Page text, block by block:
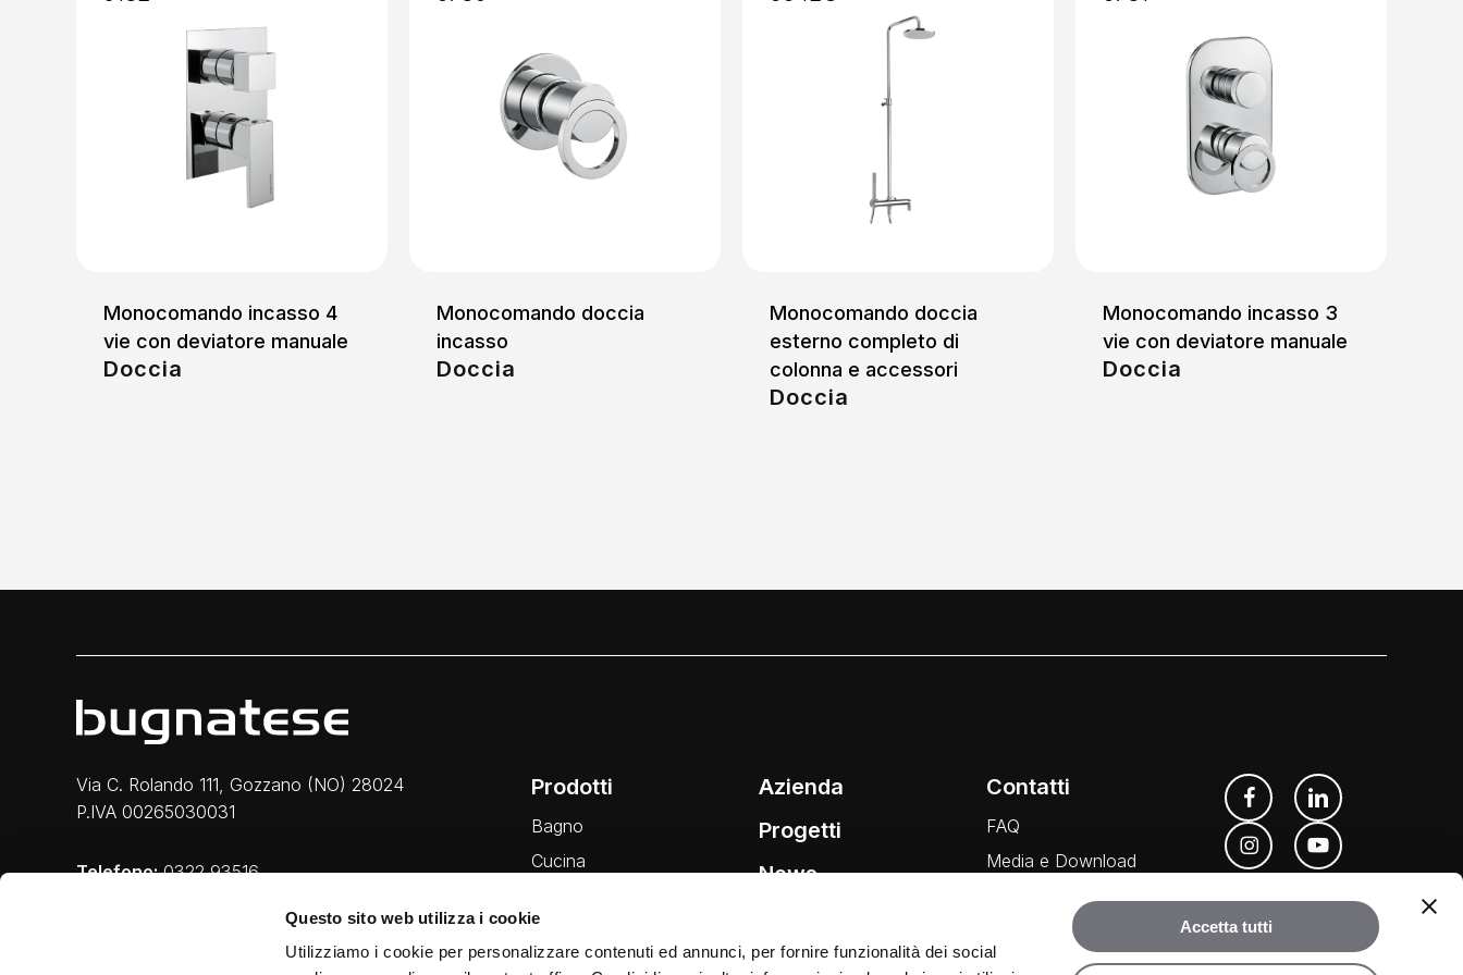
Questo sito web utilizza i cookie
Utilizziamo i cookie per personalizzare contenuti ed annunci, per fornire funzionalità dei social
Accetta tutti
Monocomando incasso 4
vie con deviatore manuale
Doccia
Monocomando doccia
incasso
Doccia
Monocomando doccia
esterno completo di
colonna e accessori
Doccia
Monocomando incasso 3
vie con deviatore manuale
Doccia
Via C. Rolando 111, Gozzano (NO) 28024
P.IVA 00265030031
Telefono:0322 93516
Prodotti
Bagno
Cucina
Finiture
Azienda
Progetti
News
Contatti
FAQ
Media e Download